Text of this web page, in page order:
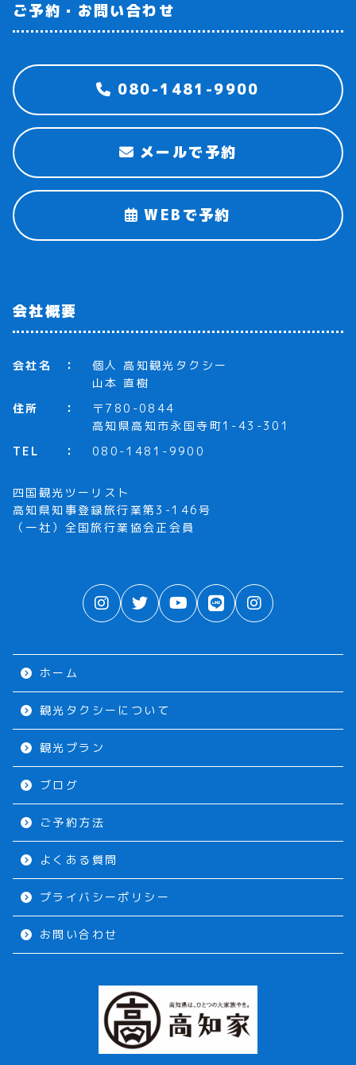
ご予約・お問い合わせ
080-1481-9900
メールで予約
WEBで予約
会社概要
会社名
個人 高知観光タクシー
山本 直樹
住所
〒780-0844
高知県高知市永国寺町1-43-301
TEL
080-1481-9900
四国観光ツーリスト
高知県知事登録旅行業第3-146号
（一社）全国旅行業協会正会員
ホーム
観光タクシーについて
観光プラン
ブログ
ご予約方法
よくある質問
プライバシーポリシー
お問い合わせ